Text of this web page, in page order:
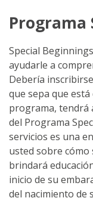
Programa
Special
ayudarle a
Debería
que sepa que
programa, tendrá
del Programa
servicios es una
usted sobre cómo
brindará
inicio de su
del nacimiento de